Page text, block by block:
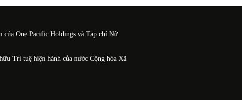
của One Pacific Holdings và Tạp chí Nữ
Trí tuệ hiện hành của nước Cộng hòa Xã